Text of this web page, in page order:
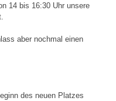
14 bis 16:30 Uhr unsere
aber nochmal einen
des neuen Platzes